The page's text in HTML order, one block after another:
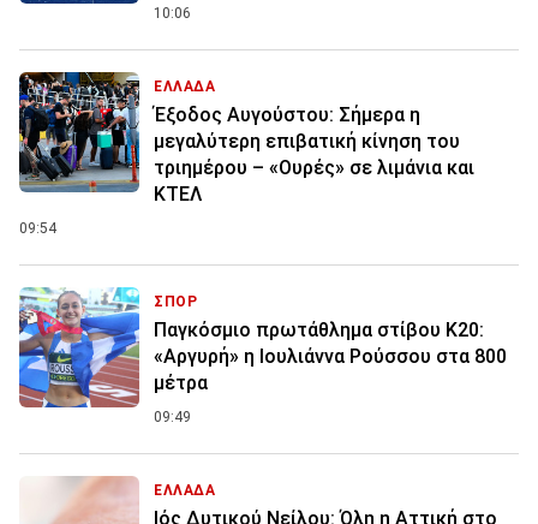
10:06
ΕΛΛΑΔΑ
Έξοδος Αυγούστου: Σήμερα η
μεγαλύτερη επιβατική κίνηση του
τριημέρου – «Ουρές» σε λιμάνια και
ΚΤΕΛ
09:54
ΣΠΟΡ
Παγκόσμιο πρωτάθλημα στίβου Κ20:
«Αργυρή» η Ιουλιάννα Ρούσσου στα 800
μέτρα
09:49
ΕΛΛΑΔΑ
Ιός Δυτικού Νείλου: Όλη η Αττική στο